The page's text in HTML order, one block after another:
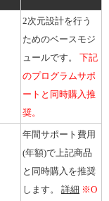
2次元設計を行う
ためのベースモジ
ュールです。 下記
のプログラムサポ
ートと同時購入推
奨。
年間サポート費用
(年額)で上記商品
と同時購入を推奨
します。 詳細 ※O